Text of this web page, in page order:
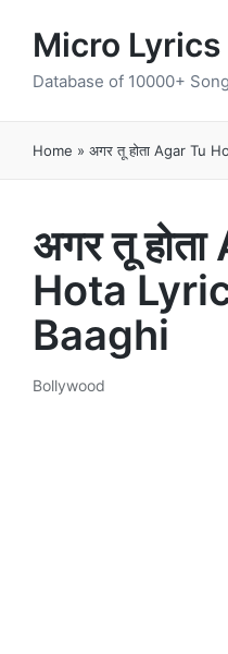
Micro Lyrics
Database of 10000+
Home » अगर तू होता Agar Tu
अगर तू
Hota
Baaghi
Posted
Bollywood